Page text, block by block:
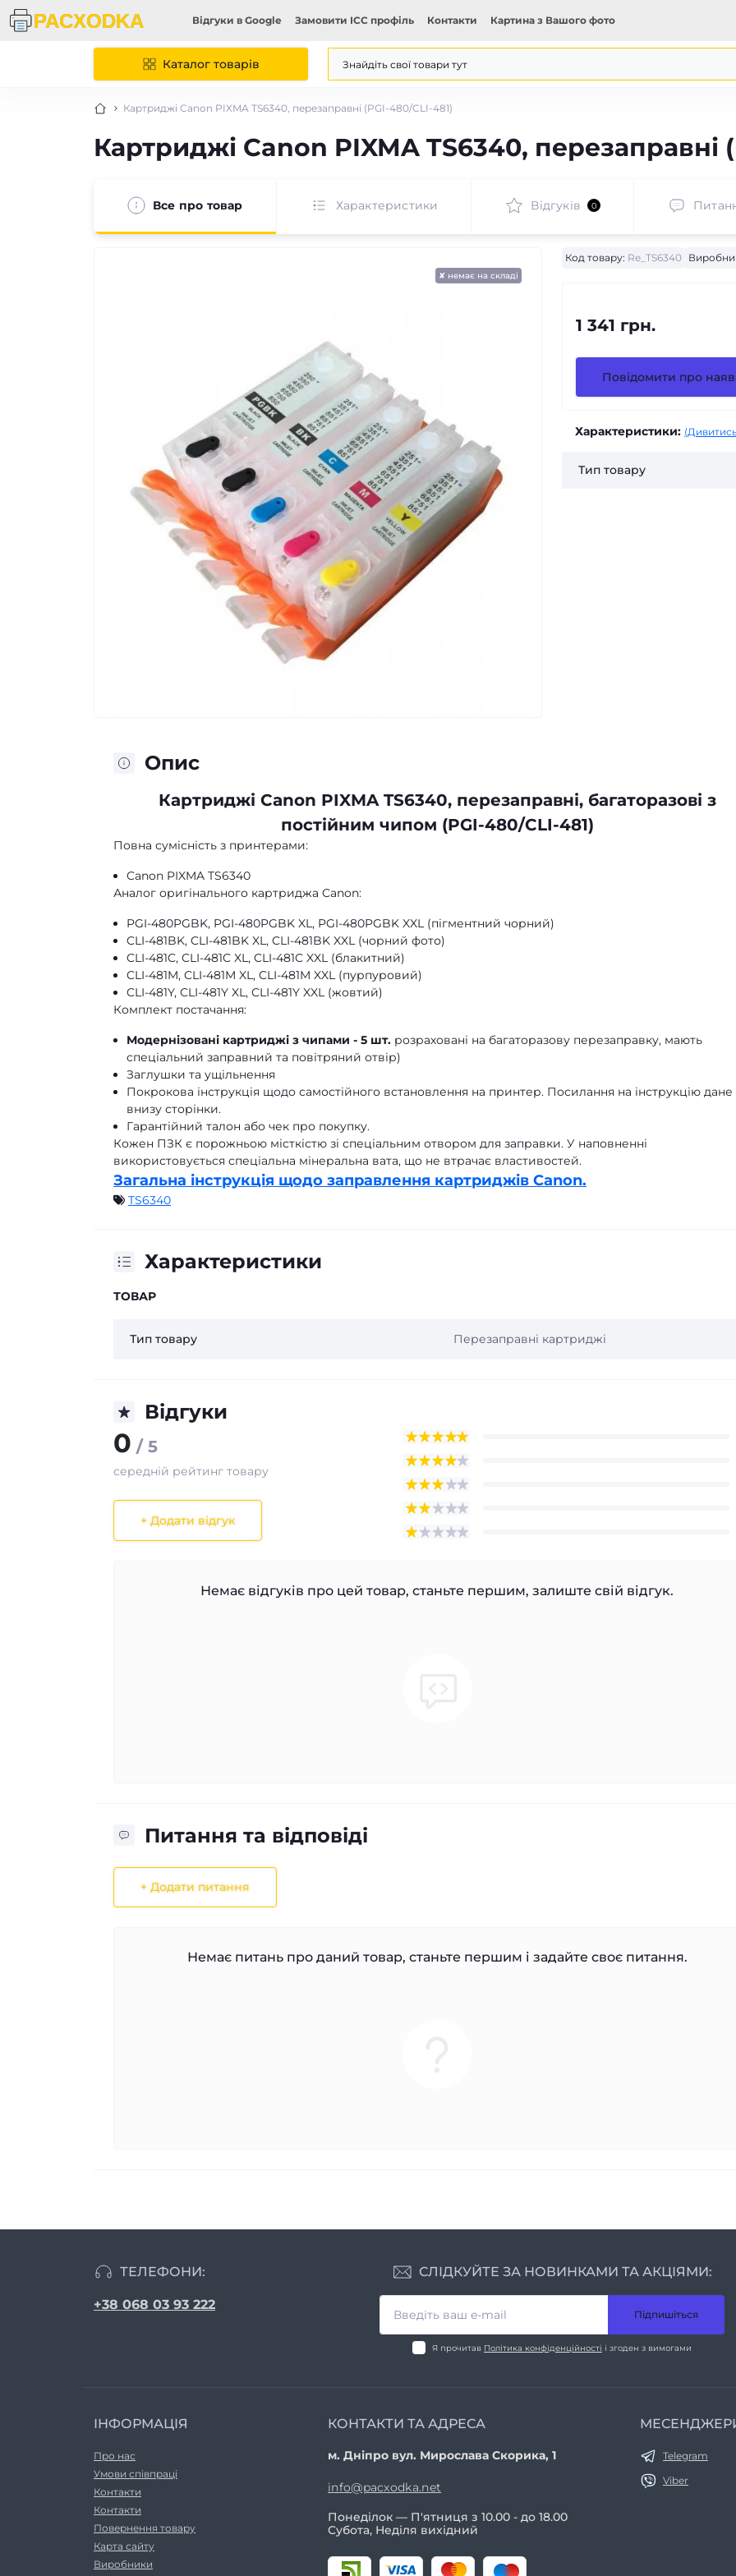
Відгуки в Google Замовити ICC профіль Контакти Картина з Вашого фото
Каталог товарів
Картриджі Canon PIXMA TS6340, перезаправні (PGI-480/CLI-481)
Картриджі Canon PIXMA TS6340, перезаправні
Все про товар Характеристики Відгуків 0
✘ немає на складі
Код товару: Re_TS6340
1 341 грн.
Повідомити про
Характеристики: (Дивитись
Тип товару
Опис
Картриджі Canon PIXMA TS6340, перезаправні, багаторазові з
постійним чипом (PGI-480/CLI-481)
Повна сумісність з принтерами:
Canon PIXMA TS6340
Аналог оригінального картриджа Canon:
PGI-480PGBK, PGI-480PGBK XL, PGI-480PGBK XXL (пігментний чорний)
CLI-481BK, CLI-481BK XL, CLI-481BK XXL (чорний фото)
CLI-481C, CLI-481C XL, CLI-481C XXL (блакитний)
CLI-481M, CLI-481M XL, CLI-481M XXL (пурпуровий)
CLI-481Y, CLI-481Y XL, CLI-481Y XXL (жовтий)
Комплект постачання:
Модернізовані картриджі з чипами - 5 шт. розраховані на багаторазову перезаправку, мають
спеціальний заправний та повітряний отвір)
Заглушки та ущільнення
Покрокова інструкція щодо самостійного встановлення на принтер. Посилання на інструкцію дане
внизу сторінки.
Гарантійний талон або чек про покупку.
Кожен ПЗК є порожньою місткістю зі спеціальним отвором для заправки. У наповненні
використовується спеціальна мінеральна вата, що не втрачає властивостей.
Загальна інструкція щодо заправлення картриджів Canon.
TS6340
Характеристики
ТОВАР
Тип товару Перезаправні картриджі
Відгуки
0 / 5
середній рейтинг товару
+ Додати відгук
Немає відгуків про цей товар, станьте першим, залиште свій відгук.
Питання та відповіді
+ Додати питання
Немає питань про даний товар, станьте першим і задайте своє питання.
ТЕЛЕФОНИ:
+38 068 03 93 222
СЛІДКУЙТЕ ЗА НОВИНКАМИ ТА АКЦІЯМИ:
Підпишіться
Я прочитав Політика конфіденційності і згоден з вимогами
ІНФОРМАЦІЯ
Про нас
Умови співпраці
Контакти
Контакти
Повернення товару
Карта сайту
Виробники
КОНТАКТИ ТА АДРЕСА
м. Дніпро вул. Мирослава Скорика, 1
info@pacxodka.net
Понеділок — П'ятниця з 10.00 - до 18.00
Субота, Неділя вихідний
Telegram
Viber